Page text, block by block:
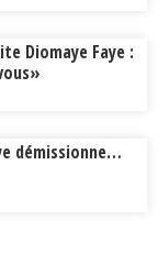
Diomaye Faye :
démissionne…